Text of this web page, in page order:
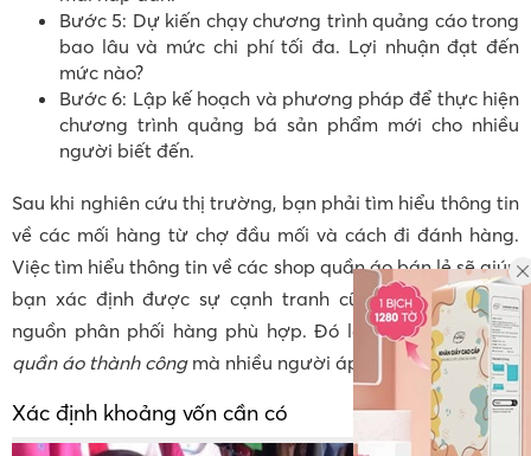
Bước 5: Dự kiến chạy chương trình quảng cáo trong
bao lâu và mức chi phí tối đa. Lợi nhuận đạt đến
mức nào?
Bước 6: Lập kế hoạch và phương pháp để thực hiện
chương trình quảng bá sản phẩm mới cho nhiều
người biết đến.
Sau khi nghiên cứu thị trường, bạn phải tìm hiểu thông tin
về các mối hàng từ chợ đầu mối và cách đi đánh hàng.
Việc tìm hiểu thông tin về các shop quần áo bán lẻ sẽ giúp
bạn xác định được sự cạnh tranh cũng như tìm được
nguồn phân phối hàng phù hợp. Đó làcách kinh doanh
quần áo thành côngmà nhiều người áp dụng.
Xác định khoảng vốn cần có